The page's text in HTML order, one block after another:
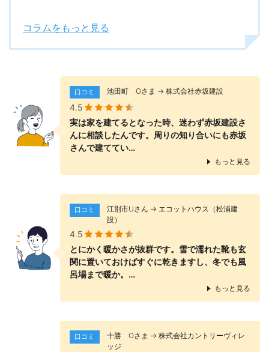
コラムをもっと見る
口コミ 池田町 Оさま → 株式会社赤坂建設
4.5
実は家を建てるとなった時、迷わず赤坂建設さ
んに相談したんです。周りの知り合いにも赤坂
さんで建ててい…
もっと見る
口コミ
江別市Uさん → エコットハウス（松浦建
設）
4.5
とにかく暖かさが抜群です。雪で濡れた靴も玄
関に置いておけばすぐに乾きますし、冬でも風
呂場まで暖か。…
もっと見る
口コミ
十勝 Оさま → 株式会社カントリーヴィレ
ッジ